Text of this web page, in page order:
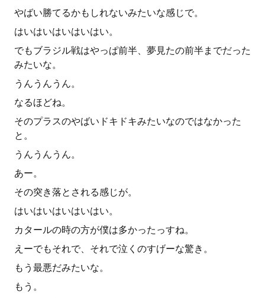
やばい勝てるかもしれないみたいな感じで。
はいはいはいはいはい。
でもブラジル戦はやっぱ前半、夢見たの前半までだった
みたいな。
うんうんうん。
なるほどね。
そのプラスのやばいドキドキみたいなのではなかった
と。
うんうんうん。
あー。
その突き落とされる感じが。
はいはいはいはいはい。
カタールの時の方が僕は多かったっすね。
えーでもそれで、それで泣くのすげーな驚き。
もう最悪だみたいな。
もう。